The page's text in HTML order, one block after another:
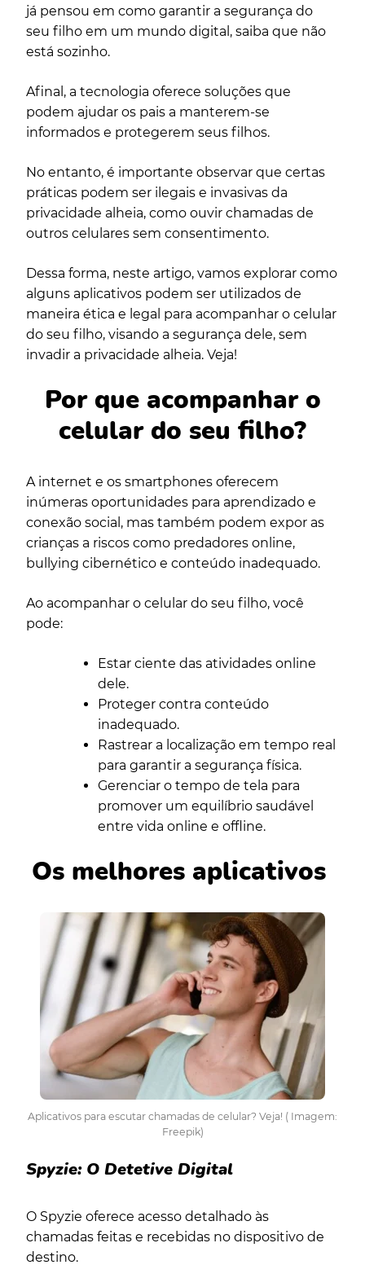
já pensou em como garantir a segurança do
seu filho em um mundo digital, saiba que não
está sozinho.
Afinal, a tecnologia oferece soluções que
podem ajudar os pais a manterem-se
informados e protegerem seus filhos.
No entanto, é importante observar que certas
práticas podem ser ilegais e invasivas da
privacidade alheia, como ouvir chamadas de
outros celulares sem consentimento.
Dessa forma, neste artigo, vamos explorar como
alguns aplicativos podem ser utilizados de
maneira ética e legal para acompanhar o celular
do seu filho, visando a segurança dele, sem
invadir a privacidade alheia. Veja!
Por que acompanhar o
celular do seu filho?
A internet e os smartphones oferecem
inúmeras oportunidades para aprendizado e
conexão social, mas também podem expor as
crianças a riscos como predadores online,
bullying cibernético e conteúdo inadequado.
Ao acompanhar o celular do seu filho, você
pode:
Estar ciente das atividades online
dele.
Proteger contra conteúdo
inadequado.
Rastrear a localização em tempo real
para garantir a segurança física.
Gerenciar o tempo de tela para
promover um equilíbrio saudável
entre vida online e offline.
Os melhores aplicativos
Aplicativos para escutar chamadas de celular? Veja! ( Imagem:
Freepik)
Spyzie: O Detetive Digital
O Spyzie oferece acesso detalhado às
chamadas feitas e recebidas no dispositivo de
destino.